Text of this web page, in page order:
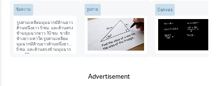
ข้อความ
รูปสามเหลี่ยมมุมฉากมีด้านยาว
ด้านหนึ่งยาว 6 ซม. และด้านตรง
ข้ามมุมฉากยาว 10 ซม. ขาอีก
ข้างยาวเท่าใด รูปสามเหลี่ยม
มุมฉากมีด้านยาวด้านหนึ่งยาว
6 ซม. และด้านตรงข้ามมุมฉาก
ยาว 10 ซม.
รูปถ่าย Canvas
Advertisement